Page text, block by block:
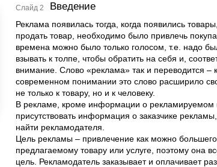
Слайд 2 Введение
Реклама появилась тогда, когда появились
продать товар, необходимо было привлечь
времена можно было только голосом, т.е. надо
взывать к толпе, чтобы обратить на себя и,
внимание. Слово «реклама» так и переводится –
современном понимании это слово расширило
не только к товару, но и к человеку.
В рекламе, кроме информации о рекламируемом
присутствовать информация о заказчике
найти рекламодателя.
Цель рекламы – привлечение как можно большего
предлагаемому товару или услуге, поэтому она
цель. Рекламодатель заказывает и оплачивает